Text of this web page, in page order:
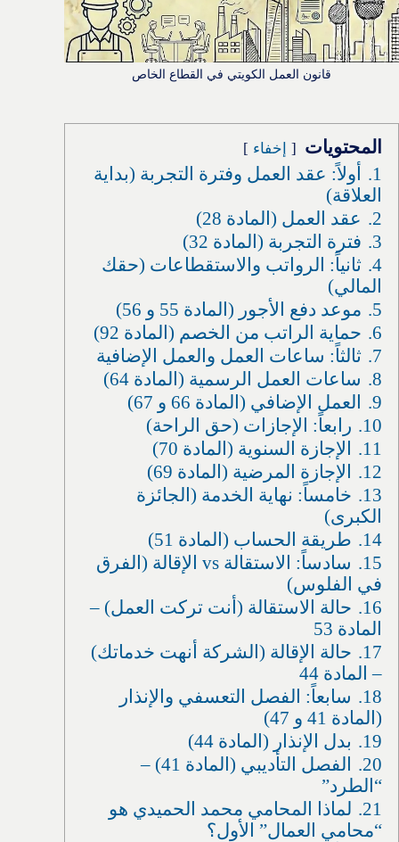
قانون العمل الكويتي في القطاع الخاص
المحتويات إخفاء
1.
أولاً: عقد العمل وفترة التجربة (بداية
العلاقة)
2.
عقد العمل (المادة 28)
3.
فترة التجربة (المادة 32)
4. ثانياً: الرواتب والاستقطاعات (حقك
المالي)
5.
موعد دفع الأجور (المادة 55 و 56)
6.
حماية الراتب من الخصم (المادة 92)
7. ثالثاً: ساعات العمل والعمل الإضافية
8.
ساعات العمل الرسمية (المادة 64)
9.
العمل الإضافي (المادة 66 و 67)
10.
رابعاً: الإجازات (حق الراحة)
11.
الإجازة السنوية (المادة 70)
12.
الإجازة المرضية (المادة 69)
13.
خامساً: نهاية الخدمة (الجائزة
الكبرى)
14.
طريقة الحساب (المادة 51)
15.
سادساً: الاستقالة vs الإقالة (الفرق
في الفلوس)
16.
حالة الاستقالة (أنت تركت العمل) –
المادة 53
17.
حالة الإقالة (الشركة أنهت خدماتك)
– المادة 44
18.
سابعاً: الفصل التعسفي والإنذار
(المادة 41 و 47)
19.
بدل الإنذار (المادة 44)
20.
الفصل التأديبي (المادة 41) –
“الطرد”
21.
لماذا المحامي محمد الحميدي هو
“محامي العمال” الأول؟